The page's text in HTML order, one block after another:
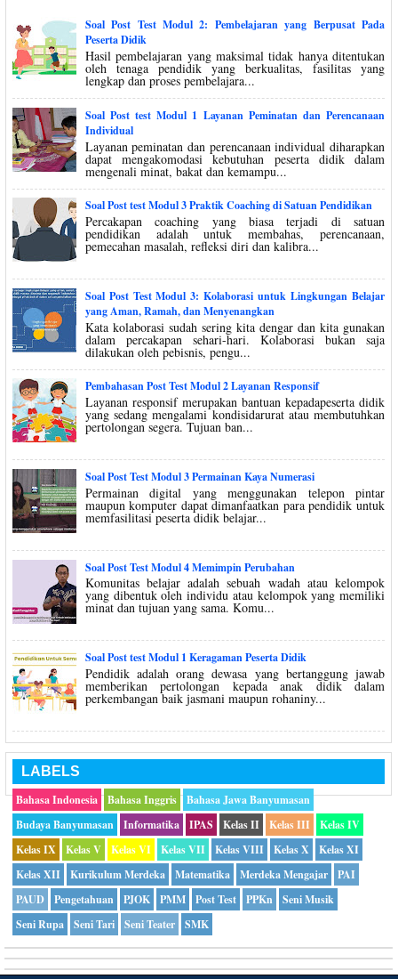
Soal Post Test Modul 2: Pembelajaran yang Berpusat Pada
Peserta Didik
Hasil pembelajaran yang maksimal tidak hanya ditentukan
oleh tenaga pendidik yang berkualitas, fasilitas yang
lengkap dan proses pembelajara...
Soal Post test Modul 1 Layanan Peminatan dan Perencanaan
Individual
Layanan peminatan dan perencanaan individual diharapkan
dapat mengakomodasi kebutuhan peserta didik dalam
mengenali minat, bakat dan kemampu...
Soal Post test Modul 3 Praktik Coaching di Satuan Pendidikan
Percakapan coaching yang biasa terjadi di satuan
pendidikan adalah untuk membahas, perencanaan,
pemecahan masalah, refleksi diri dan kalibra...
Soal Post Test Modul 3: Kolaborasi untuk Lingkungan Belajar
yang Aman, Ramah, dan Menyenangkan
Kata kolaborasi sudah sering kita dengar dan kita gunakan
dalam percakapan sehari-hari. Kolaborasi bukan saja
dilakukan oleh pebisnis, pengu...
Pembahasan Post Test Modul 2 Layanan Responsif
Layanan responsif merupakan bantuan kepadapeserta didik
yang sedang mengalami kondisidarurat atau membutuhkan
pertolongan segera. Tujuan ban...
Soal Post Test Modul 3 Permainan Kaya Numerasi
Permainan digital yang menggunakan telepon pintar
maupun komputer dapat dimanfaatkan para pendidik untuk
memfasilitasi peserta didik belajar...
Soal Post Test Modul 4 Memimpin Perubahan
Komunitas belajar adalah sebuah wadah atau kelompok
yang dibentuk oleh individu atau kelompok yang memiliki
minat dan tujuan yang sama. Komu...
Soal Post test Modul 1 Keragaman Peserta Didik
Pendidik adalah orang dewasa yang bertanggung jawab
memberikan pertolongan kepada anak didik dalam
perkembangan baik jasmani maupun rohaniny...
LABELS
Bahasa Indonesia
Bahasa Inggris
Bahasa Jawa Banyumasan
Budaya Banyumasan
Informatika IPAS Kelas II Kelas III
Kelas IV
Kelas IX
Kelas V Kelas VI Kelas VII Kelas VIII Kelas X
Kelas XI
Kelas XII
Kurikulum Merdeka Matematika Merdeka Mengajar
PAI
PAUD
Pengetahuan PJOK PMM Post Test PPKn
Seni Musik
Seni Rupa
Seni Tari Seni Teater SMK